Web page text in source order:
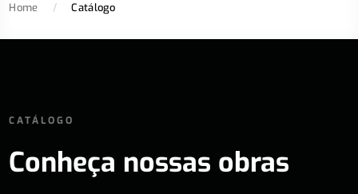
Home / Catálogo
CATÁLOGO
Conheça nossas obras